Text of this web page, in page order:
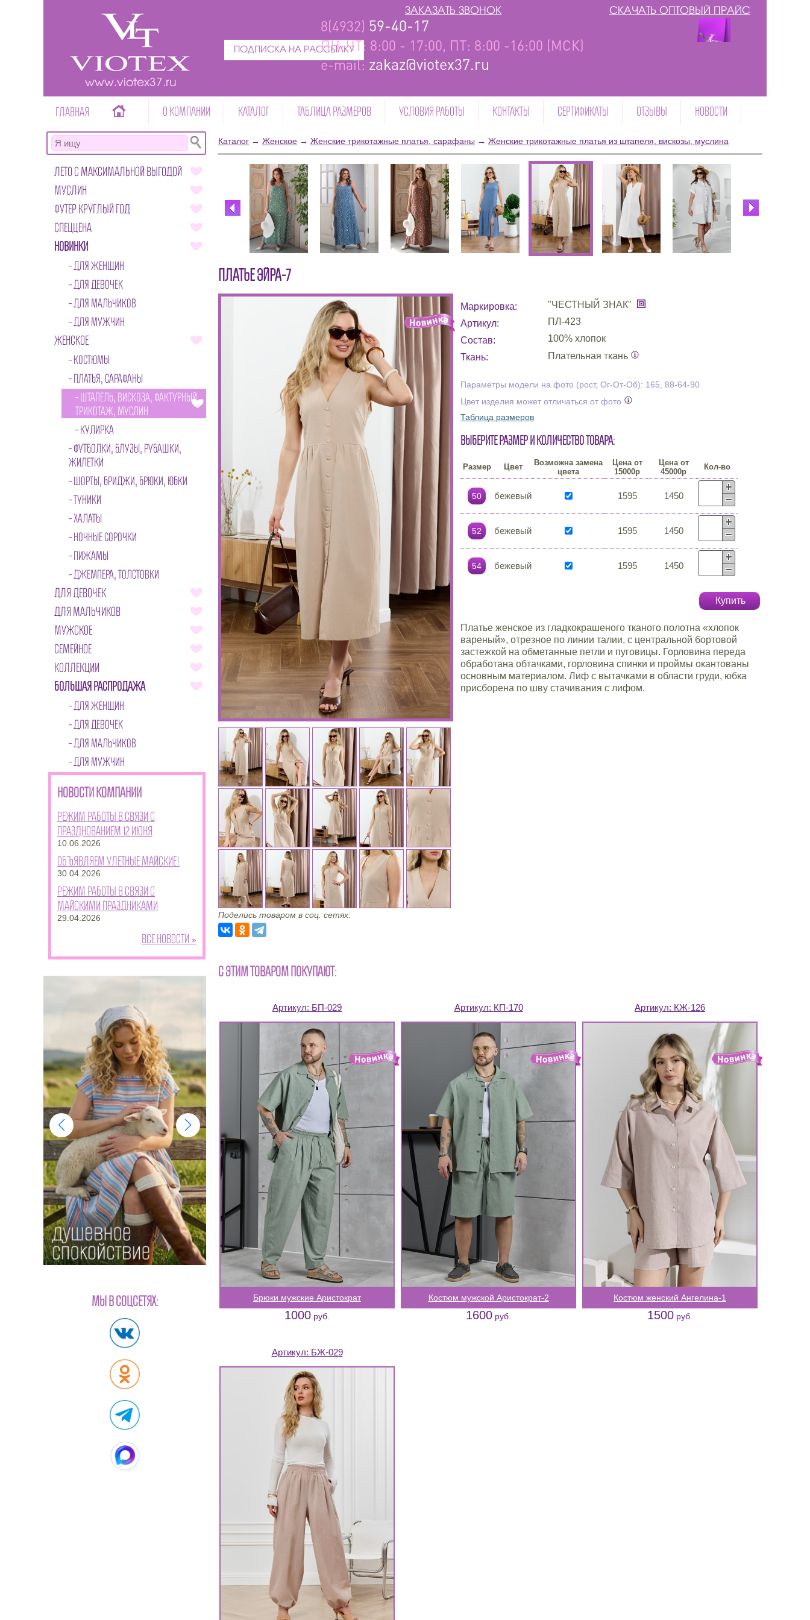
www.viotex37.ru
ПОДПИСКА НА РАССЫЛКУ
8(4932) 59-40-17
ПН-ЧТ: 8:00 - 17:00, ПТ: 8:00 -16:00 (МСК)
e-mail: zakaz@viotex37.ru
СКАЧАТЬ ОПТОВЫЙ ПРАЙС
ЗАКАЗАТЬ ЗВОНОК
ГЛАВНАЯ О КОМПАНИИ КАТАЛОГ ТАБЛИЦА РАЗМЕРОВ УСЛОВИЯ РАБОТЫ КОНТАКТЫ СЕРТИФИКАТЫ ОТЗЫВЫ НОВОСТИ
ЛЕТО С МАКСИМАЛЬНОЙ ВЫГОДОЙ
МУСЛИН
ФУТЕР КРУГЛЫЙ ГОД
СПЕЦЦЕНА
НОВИНКИ
ДЛЯ ЖЕНЩИН
ДЛЯ ДЕВОЧЕК
ДЛЯ МАЛЬЧИКОВ
ДЛЯ МУЖЧИН
ЖЕНСКОЕ
КОСТЮМЫ
ПЛАТЬЯ, САРАФАНЫ
ШТАПЕЛЬ, ВИСКОЗА, ФАКТУРНЫЙ
ТРИКОТАЖ, МУСЛИН
КУЛИРКА
ФУТБОЛКИ, БЛУЗЫ, РУБАШКИ,
ЖИЛЕТКИ
ШОРТЫ, БРИДЖИ, БРЮКИ, ЮБКИ
ТУНИКИ
ХАЛАТЫ
НОЧНЫЕ СОРОЧКИ
ПИЖАМЫ
ДЖЕМПЕРА, ТОЛСТОВКИ
ДЛЯ ДЕВОЧЕК
ДЛЯ МАЛЬЧИКОВ
МУЖСКОЕ
СЕМЕЙНОЕ
КОЛЛЕКЦИИ
БОЛЬШАЯ РАСПРОДАЖА
ДЛЯ ЖЕНЩИН
ДЛЯ ДЕВОЧЕК
ДЛЯ МАЛЬЧИКОВ
ДЛЯ МУЖЧИН
НОВОСТИ КОМПАНИИ
Режим работы в связи с
празднованием 12 июня
10.06.2026
Объявляем улетные майские!
30.04.2026
Режим работы в связи с
майскими праздниками
29.04.2026
Все новости »
МЫ В СОЦСЕТЯХ:
Каталог → Женское → Женские трикотажные платья, сарафаны → Женские трикотажные платья из штапеля, вискозы, муслина
ПЛАТЬЕ ЭЙРА-7
Маркировка:
"ЧЕСТНЫЙ ЗНАК"
Артикул:
ПЛ-423
Состав:
100% хлопок
Ткань:
Плательная ткань
Параметры модели на фото (рост, Ог-От-Об): 165, 88-64-90
Цвет изделия может отличаться от фото
Таблица размеров
Выберите размер и количество товара:
Размер Цвет
Возможна замена
цвета
Цена от
15000р
Цена от
45000р
Кол-во
50 бежевый 1595 1450
52 бежевый 1595 1450
54 бежевый 1595 1450
Купить
Платье женское из гладкокрашеного тканого полотна «хлопок
вареный», отрезное по линии талии, с центральной бортовой
застежкой на обметанные петли и пуговицы. Горловина переда
обработана обтачками, горловина спинки и проймы окантованы
основным материалом. Лиф с вытачками в области груди, юбка
присборена по шву стачивания с лифом.
Поделись товаром в соц. сетях:
С ЭТИМ ТОВАРОМ ПОКУПАЮТ:
Артикул: БП-029
Брюки мужские Аристократ
1000 руб.
Артикул: КП-170
Костюм мужской Аристократ-2
1600 руб.
Артикул: КЖ-126
Костюм женский Ангелина-1
1500 руб.
Артикул: БЖ-029